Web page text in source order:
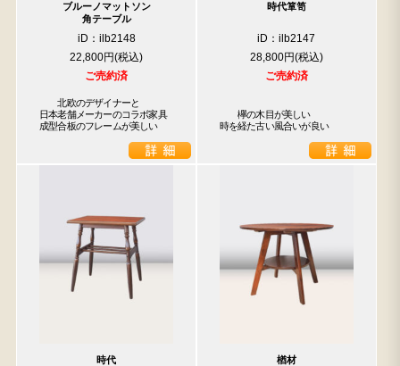
ブルーノマットソン
角テーブル
iD：ilb2148
22,800円
ご売約済
北欧のデザイナーと
日本老舗メーカーのコラボ家具
成型合板のフレームが美しい
時代箪笥
iD：ilb2147
28,800円
ご売約済
欅の木目が美しい
時を経た古い風合いが良い
時代
楢材